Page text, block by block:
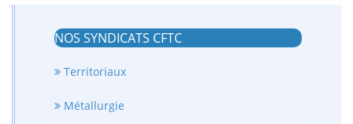
NOS SYNDICATS CFTC
Territoriaux
Métallurgie